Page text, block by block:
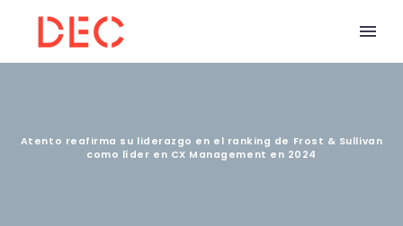
Atento reafirma su liderazgo en el ranking de Frost & Sullivan
como líder en CX Management en 2024